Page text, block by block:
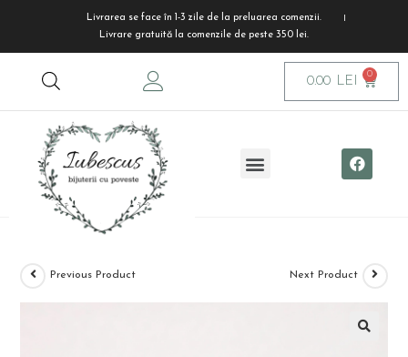
Livrarea se face în 1-3 zile de la preluarea comenzii.
Livrare gratuită la comenzile de peste 350 lei.
0.00 LEI
Previous Product Next Product